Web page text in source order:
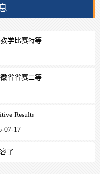
学比赛特等
省省赛二等
Results
07-17
了